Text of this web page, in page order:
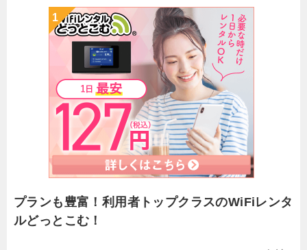
プランも豊富！利用者トップクラスのWiFiレンタ
ルどっとこむ！